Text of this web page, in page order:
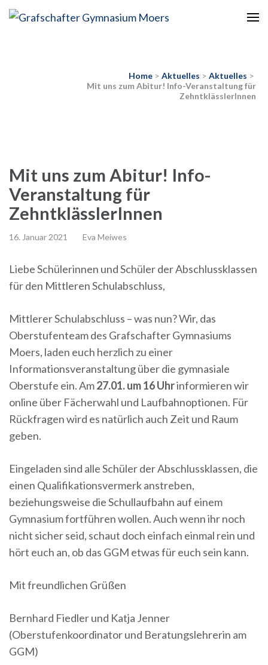
Home > Aktuelles > Aktuelles >
Mit uns zum Abitur! Info-Veranstaltung für
ZehntklässlerInnen
Mit uns zum Abitur! Info-
Veranstaltung für
ZehntklässlerInnen
16. Januar 2021 Eva Meiwes
Liebe Schülerinnen und Schüler der Abschlussklassen
für den Mittleren Schulabschluss,
Mittlerer Schulabschluss – was nun? Wir, das
Oberstufenteam des Grafschafter Gymnasiums
Moers, laden euch herzlich zu einer
Informationsveranstaltung über die gymnasiale
Oberstufe ein. Am27.01. um 16 Uhrinformieren wir
online über Fächerwahl und Laufbahnoptionen. Für
Rückfragen wird es natürlich auch Zeit und Raum
geben.
Eingeladen sind alle Schüler der Abschlussklassen, die
einen Qualifikationsvermerk anstreben,
beziehungsweise die Schullaufbahn auf einem
Gymnasium fortführen wollen. Auch wenn ihr noch
nicht sicher seid, schaut doch einfach einmal rein und
hört euch an, ob das GGM etwas für euch sein kann.
Mit freundlichen Grüßen
Bernhard Fiedler und Katja Jenner
(Oberstufenkoordinator und Beratungslehrerin am
GGM)